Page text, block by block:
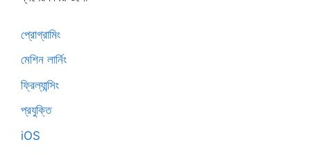
প্রোগ্রামিং
মেশিন লার্নিং
ফ্রিল্যান্সিং
প্রযুক্তি
iOS